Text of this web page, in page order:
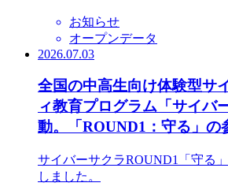
お知らせ
オープンデータ
2026.07.03
全国の中高生向け体験型サ
ィ教育プログラム「サイバ
動。「ROUND1：守る」の
サイバーサクラROUND1「守る
しました。